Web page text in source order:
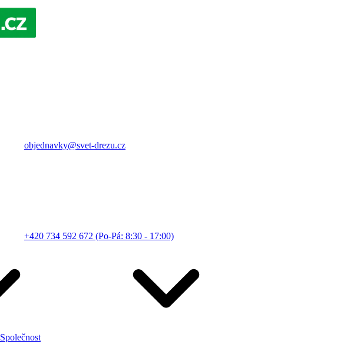
objednavky@svet-drezu.cz
+420 734 592 672 (Po-Pá: 8:30 - 17:00)
Společnost